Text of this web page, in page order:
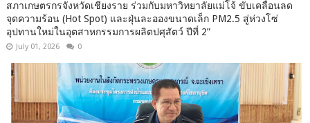
สภาเกษตรกรจังหวัดเชียงราย ร่วมกับมหาวิทยาลัยแม่โจ้ ขับเคลื่อนลด
จุดความร้อน (Hot Spot) และฝุ่นละอองขนาดเล็ก PM2.5 สู่ห่วงโซ่
อุปทานใหม่ในอุตสาหกรรมการผลิตปศุสัตว์ ปีที่ 2”
July 01, 2026 0